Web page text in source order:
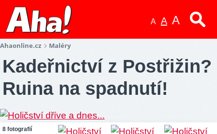
A A A
Ahaonline.cz Maléry
Kadeřnictví z Postřižin?
Ruina na spadnutí!
8 fotografií